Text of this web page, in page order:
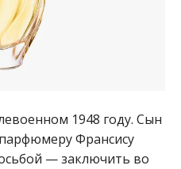
1948 году. Сын
Франсису
— заключить во